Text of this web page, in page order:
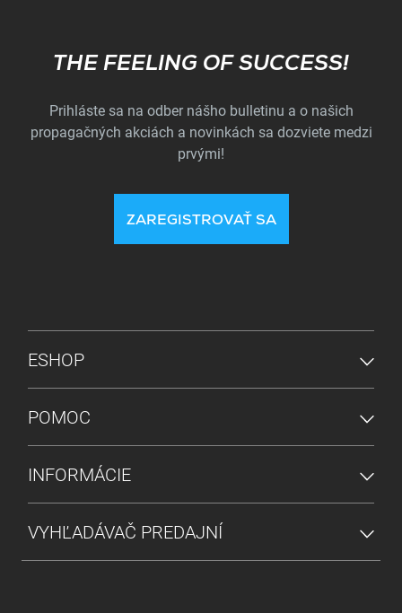
Subscribe
THE FEELING OF SUCCESS!
Prihláste sa na odber nášho bulletinu a o našich
propagačných akciách a novinkách sa dozviete medzi
prvými!
ZAREGISTROVAŤ SA
PONUKA V PÄTE
ESHOP
POMOC
INFORMÁCIE
VYHĽADÁVAČ PREDAJNÍ